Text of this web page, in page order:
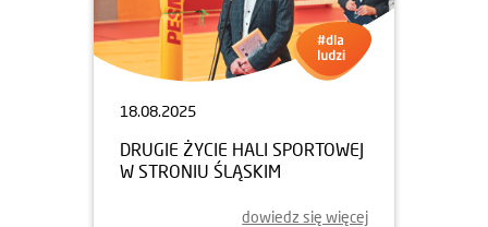
18.08.2025
DRUGIE ŻYCIE HALI SPORTOWEJ
W STRONIU ŚLĄSKIM
dowiedz się więcej